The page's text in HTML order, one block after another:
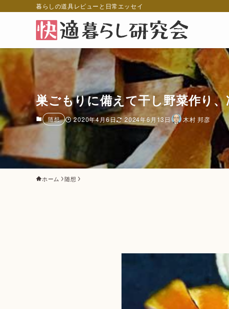
暮らしの道具レビューと日常エッセイ
巣ごもりに備えて干し野菜作り
随想 2020年4月6日 2024年6月13日 木村 邦彦
ホーム 随想